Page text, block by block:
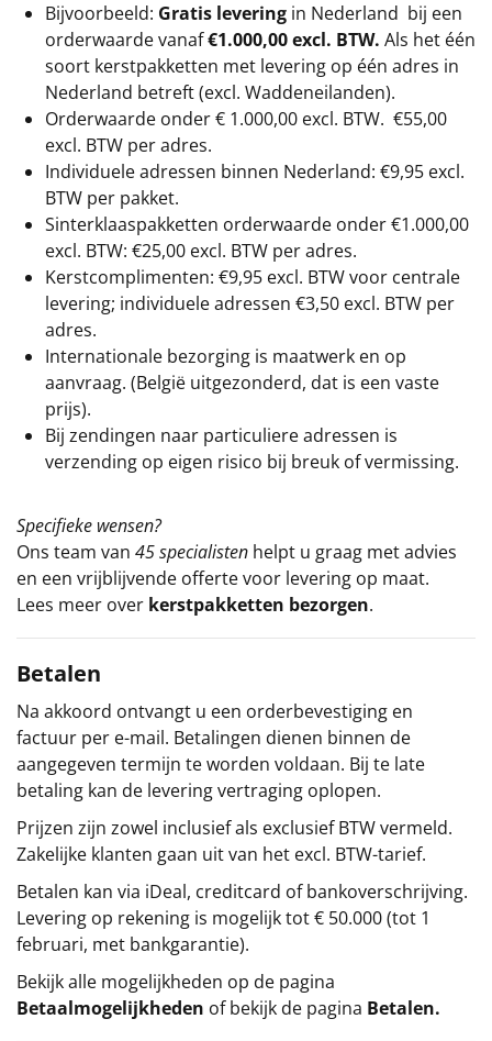
Bijvoorbeeld: Gratis levering in Nederland bij een
orderwaarde vanaf€1.000,00 excl. BTW. Als het één
soort kerstpakketten met levering op één adres in
Nederland betreft (excl. Waddeneilanden).
Orderwaarde onder € 1.000,00 excl. BTW. €55,00
excl. BTW per adres.
Individuele adressen binnen Nederland: €9,95 excl.
BTW per pakket.
Sinterklaaspakketten orderwaarde onder €1.000,00
excl. BTW: €25,00 excl. BTW per adres.
Kerstcomplimenten: €9,95 excl. BTW voor centrale
levering; individuele adressen €3,50 excl. BTW per
adres.
Internationale bezorging is maatwerk en op
aanvraag. (België uitgezonderd, dat is een vaste
prijs).
Bij zendingen naar particuliere adressen is
verzending op eigen risico bij breuk of vermissing.
Specifieke wensen?
Ons team van 45 specialisten helpt u graag met advies
en een vrijblijvende offerte voor levering op maat.
Lees meer over kerstpakketten bezorgen.
Betalen
Na akkoord ontvangt u een orderbevestiging en
factuur per e-mail. Betalingen dienen binnen de
aangegeven termijn te worden voldaan. Bij te late
betaling kan de levering vertraging oplopen.
Prijzen zijn zowel inclusief als exclusief BTW vermeld.
Zakelijke klanten gaan uit van het excl. BTW-tarief.
Betalen kan via iDeal, creditcard of bankoverschrijving.
Levering op rekening is mogelijk tot € 50.000 (tot 1
februari, met bankgarantie).
Bekijk alle mogelijkheden op de pagina
Betaalmogelijkheden of bekijk de pagina Betalen.